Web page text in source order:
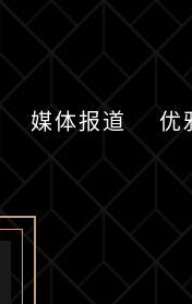
媒体报道 优